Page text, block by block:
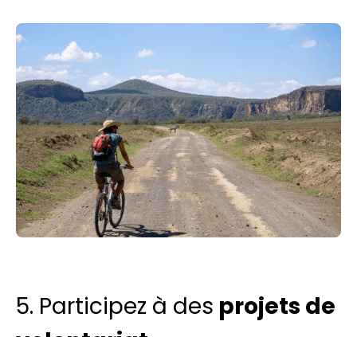
5. Participez à des projets de